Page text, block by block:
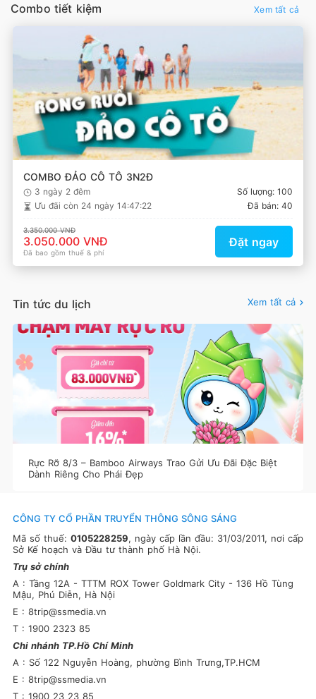
Combo tiết kiệm Xem tất cả
COMBO ĐẢO CÔ TÔ 3N2Đ
3 ngày 2 đêm
Số lượng: 100
Ưu đãi còn 24 ngày 14:47:22 Đã bán: 40
3.350.000 VNĐ
3.050.000 VNĐ
Đã bao gồm thuế & phí
Đặt ngay
Tin tức du lịch Xem tất cả
Rực Rỡ 8/3 – Bamboo Airways Trao Gửi Ưu Đãi Đặc Biệt
Dành Riêng Cho Phái Đẹp
CÔNG TY CỔ PHẦN TRUYỂN THÔNG SÔNG SÁNG
Mã số thuế: 0105228259, ngày cấp lần đầu: 31/03/2011, nơi cấp
Sở Kế hoạch và Đầu tư thành phố Hà Nội.
Trụ sở chính
A : Tầng 12A - TTTM ROX Tower Goldmark City - 136 Hồ Tùng
Mậu, Phú Diễn, Hà Nội
E : 8trip@ssmedia.vn
T : 1900 2323 85
Chi nhánh TP.Hồ Chí Minh
A : Số 122 Nguyễn Hoàng, phường Bình Trưng,TP.HCM
E : 8trip@ssmedia.vn
T : 1900 23 23 85